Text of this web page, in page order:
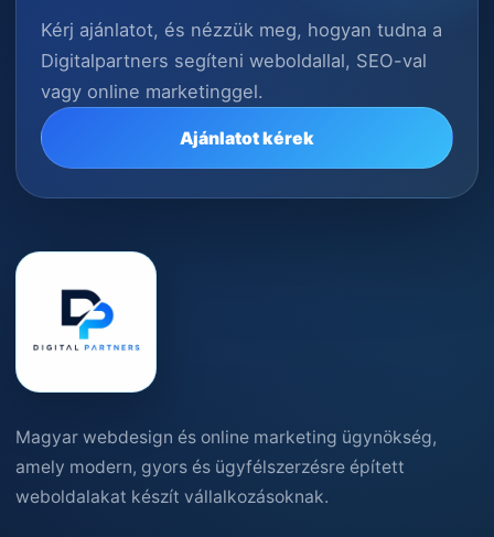
Kérj ajánlatot, és nézzük meg, hogyan tudna a
Digitalpartners segíteni weboldallal, SEO-val
vagy online marketinggel.
Ajánlatot kérek
Magyar webdesign és online marketing ügynökség,
amely modern, gyors és ügyfélszerzésre épített
weboldalakat készít vállalkozásoknak.